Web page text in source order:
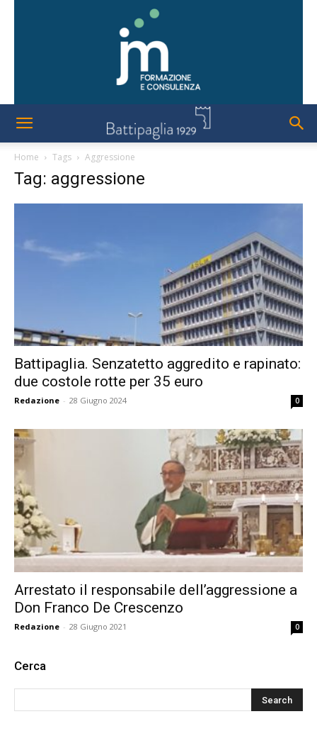
Home Tags Aggressione
Tag: aggressione
Battipaglia. Senzatetto aggredito e rapinato:
due costole rotte per 35 euro
Redazione - 28 Giugno 2024 0
Arrestato il responsabile dell’aggressione a
Don Franco De Crescenzo
Redazione - 28 Giugno 2021 0
Cerca